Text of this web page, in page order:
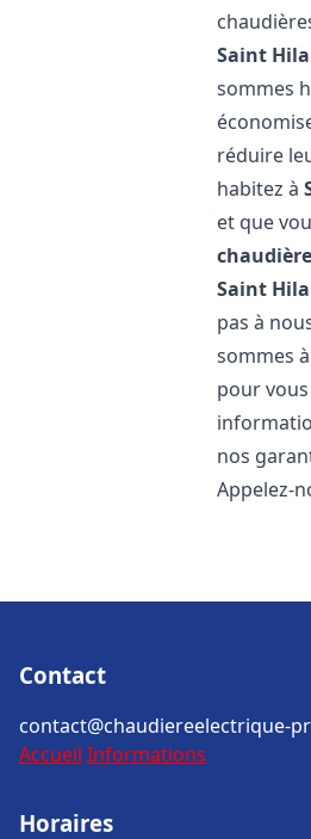
Saint
sommes
réduire
habitez à
et que
Saint
pas à
sommes
pour
nos
Appelez-
Contact
contact@chaudiereelectrique-
Accueil Informations
Horaires